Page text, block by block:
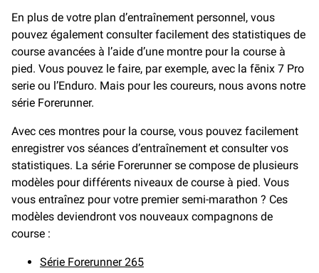
En plus de votre plan d’entraînement personnel, vous
pouvez également consulter facilement des statistiques de
course avancées à l’aide d’une montre pour la course à
pied. Vous pouvez le faire, par exemple, avec la fēnix 7 Pro
serie ou l’Enduro. Mais pour les coureurs, nous avons notre
série Forerunner.
Avec ces montres pour la course, vous pouvez facilement
enregistrer vos séances d’entraînement et consulter vos
statistiques. La série Forerunner se compose de plusieurs
modèles pour différents niveaux de course à pied. Vous
vous entraînez pour votre premier semi-marathon ? Ces
modèles deviendront vos nouveaux compagnons de
course :
Série Forerunner 265